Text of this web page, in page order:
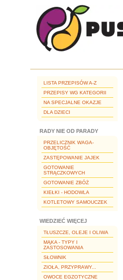
LISTA PRZEPISÓW A-Z
PRZEPISY WG KATEGORII
NA SPECJALNE OKAZJE
DLA DZIECI
RADY NIE OD PARADY
PRZELICZNIK WAGA-
OBJĘTOŚĆ
ZASTĘPOWANIE JAJEK
GOTOWANIE
STRĄCZKOWYCH
GOTOWANIE ZBÓŻ
KIEŁKI - HODOWLA
KOTLETOWY SAMOUCZEK
WIEDZIEĆ WIĘCEJ
TŁUSZCZE, OLEJE I OLIWA
MĄKA - TYPY I
ZASTOSOWANIA
SŁOWNIK
ZIOŁA, PRZYPRAWY...
OWOCE EGZOTYCZNE